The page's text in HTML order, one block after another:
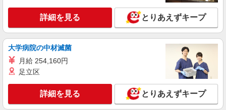
詳細を見る とりあえずキープ
大学病院の中材滅菌
月給 254,160円
足立区
詳細を見る とりあえずキープ